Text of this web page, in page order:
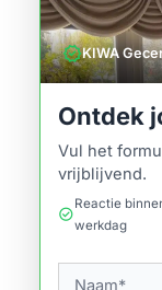
verifiedKIWA
Ontdek
Vul het
vrijblijvend.
check_circle
Reactie
werkdag